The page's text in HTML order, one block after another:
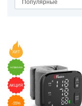
ХИТ
НОВИНКА
АКЦИЯ
-55%